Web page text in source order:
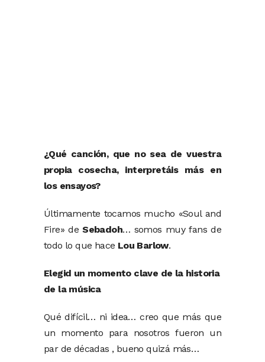
¿Qué canción, que no sea de vuestra
propia cosecha, interpretáis más en
los ensayos?
Últimamente tocamos mucho «Soul and
Fire» de Sebadoh… somos muy fans de
todo lo que hace Lou Barlow.
Elegid un momento clave de la historia
de la música
Qué difícil… ni idea… creo que más que
un momento para nosotros fueron un
par de décadas , bueno quizá más…